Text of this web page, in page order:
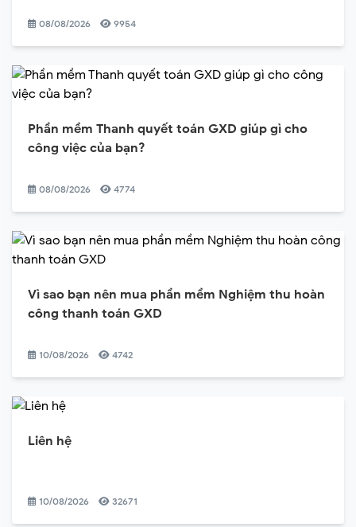
08/08/2026 9954
Phần mềm Thanh quyết toán GXD giúp gì cho
công việc của bạn?
08/08/2026 4774
Vì sao bạn nên mua phần mềm Nghiệm thu hoàn
công thanh toán GXD
10/08/2026 4742
Liên hệ
10/08/2026 32671